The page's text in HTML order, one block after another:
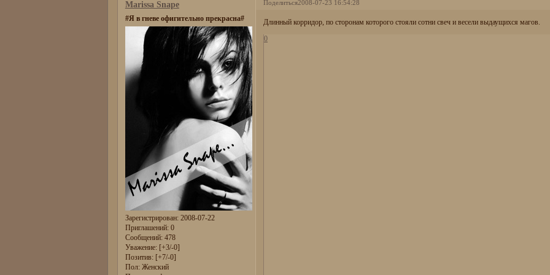
Поделиться2008-07-23 16:54:28
Marissa Snape
#Я в гневе офигительно прекрасна#
Зарегистрирован: 2008-07-22
Приглашений:0
Сообщений:478
Уважение: [+3/-0]
Позитив: [+7/-0]
Пол:Женский
Длинный корридор, по сторонам которого стояли сотни свеч и весели выдаущихся магов.
0